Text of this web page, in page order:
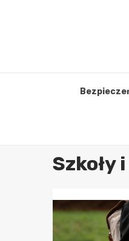
Szkoły